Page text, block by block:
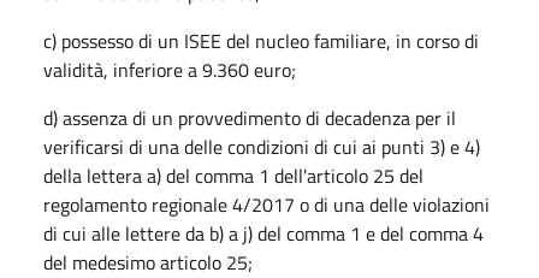
c) possesso di un ISEE del nucleo familiare, in corso di
validità, inferiore a 9.360 euro;
d) assenza di un provvedimento di decadenza per il
verificarsi di una delle condizioni di cui ai punti 3) e 4)
della lettera a) del comma 1 dell'articolo 25 del
regolamento regionale 4/2017 o di una delle violazioni
di cui alle lettere da b) a j) del comma 1 e del comma 4
del medesimo articolo 25;